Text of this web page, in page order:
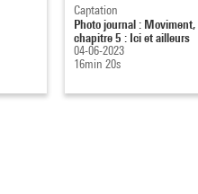
Captation
Photo journal : Moviment,
chapitre 5 : Ici et ailleurs
04-06-2023
16min 20s